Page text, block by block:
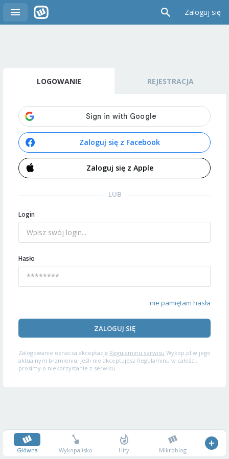
Zaloguj się
LOGOWANIE REJESTRACJA
Zaloguj się z Facebook
Zaloguj się z Apple
LUB
Login
Hasło
nie pamiętam hasła
ZALOGUJ SIĘ
Zalogowanie oznacza akceptację Regulaminu serwisu Wykop.pl w jego
aktualnym brzmieniu. Jeśli nie akceptujesz Regulaminu w całości,
prosimy o niekorzystanie z serwisu.
Główna Wykopalisko Hity Mikroblog